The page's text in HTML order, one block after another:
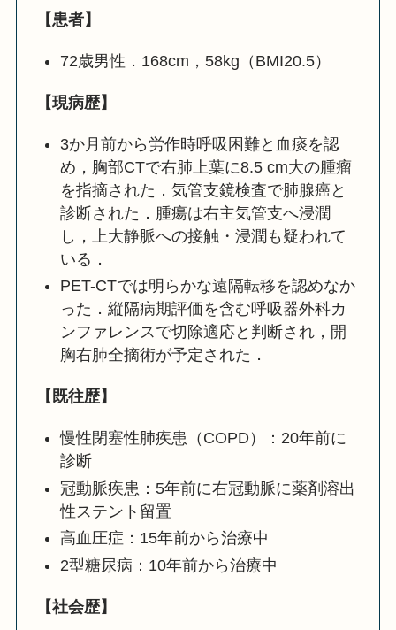
【患者】
72歳男性．168cm，58kg（BMI20.5）
【現病歴】
3か月前から労作時呼吸困難と血痰を認
め，胸部CTで右肺上葉に8.5 cm大の腫瘤
を指摘された．気管支鏡検査で肺腺癌と
診断された．腫瘍は右主気管支へ浸潤
し，上大静脈への接触・浸潤も疑われて
いる．
PET-CTでは明らかな遠隔転移を認めなか
った．縦隔病期評価を含む呼吸器外科カ
ンファレンスで切除適応と判断され，開
胸右肺全摘術が予定された．
【既往歴】
慢性閉塞性肺疾患（COPD）：20年前に
診断
冠動脈疾患：5年前に右冠動脈に薬剤溶出
性ステント留置
高血圧症：15年前から治療中
2型糖尿病：10年前から治療中
【社会歴】